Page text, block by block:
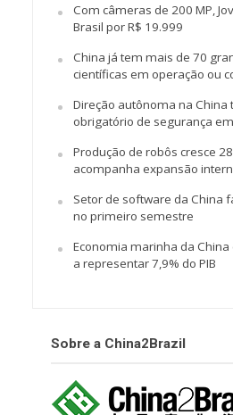
Com câmeras de 200 MP,
Brasil por R$ 19.999
China já tem mais de 70
científicas em operação ou
Direção autônoma na China
obrigatório de segurança
Produção de robôs cresce
acompanha expansão
Setor de software da China
no primeiro semestre
Economia marinha da China
a representar 7,9% do PIB
Sobre a China2Brazil